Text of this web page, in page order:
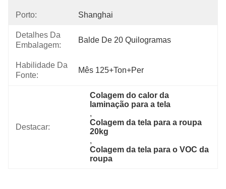
Porto: Shanghai
Detalhes Da
Embalagem:
Balde De 20 Quilogramas
Habilidade Da
Fonte:
Mês 125+Ton+per
Destacar:
Colagem do calor da
laminação para a tela
,
Colagem da tela para a roupa
20kg
,
Colagem da tela para o VOC da
roupa